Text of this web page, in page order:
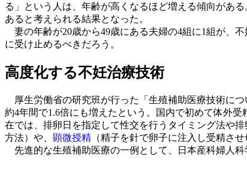
る」という人は、年齢が高くなるほど増える傾向があ
あると考えられる結果となった。
妻の年齢が20歳から49歳にある夫婦の4組に1組が、
に受け止めるべきだろう。
高度化する不妊治療技術
厚生労働省の研究班が行った「生殖補助医療技術につ
約4年間で1.6倍にも増えたという。国内で初めて体外
在では、排卵日を指定して性交を行うタイミング法や
方法）や、 顕微授精 （精子を針で卵子に注入し受精さ
先進的な生殖補助医療の一例として、日本産科婦人